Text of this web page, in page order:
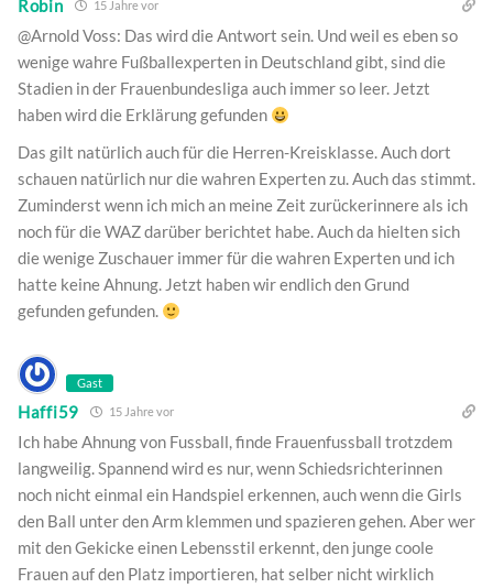
Robin 15 Jahre vor
@Arnold Voss: Das wird die Antwort sein. Und weil es eben so
wenige wahre Fußballexperten in Deutschland gibt, sind die
Stadien in der Frauenbundesliga auch immer so leer. Jetzt
haben wird die Erklärung gefunden
Das gilt natürlich auch für die Herren-Kreisklasse. Auch dort
schauen natürlich nur die wahren Experten zu. Auch das stimmt.
Zuminderst wenn ich mich an meine Zeit zurückerinnere als ich
noch für die WAZ darüber berichtet habe. Auch da hielten sich
die wenige Zuschauer immer für die wahren Experten und ich
hatte keine Ahnung. Jetzt haben wir endlich den Grund
gefunden gefunden.
Gast
Haffi59 15 Jahre vor
Ich habe Ahnung von Fussball, finde Frauenfussball trotzdem
langweilig. Spannend wird es nur, wenn Schiedsrichterinnen
noch nicht einmal ein Handspiel erkennen, auch wenn die Girls
den Ball unter den Arm klemmen und spazieren gehen. Aber wer
mit den Gekicke einen Lebensstil erkennt, den junge coole
Frauen auf den Platz importieren, hat selber nicht wirklich